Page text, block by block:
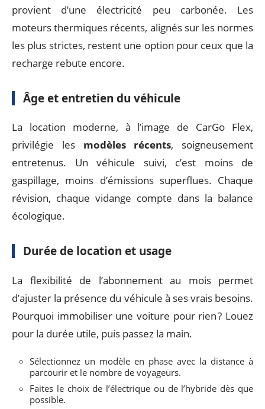
provient d’une électricité peu carbonée. Les
moteurs thermiques récents, alignés sur les normes
les plus strictes, restent une option pour ceux que la
recharge rebute encore.
Âge et entretien du véhicule
La location moderne, à l’image de CarGo Flex,
privilégie les modèles récents, soigneusement
entretenus. Un véhicule suivi, c’est moins de
gaspillage, moins d’émissions superflues. Chaque
révision, chaque vidange compte dans la balance
écologique.
Durée de location et usage
La flexibilité de l’abonnement au mois permet
d’ajuster la présence du véhicule à ses vrais besoins.
Pourquoi immobiliser une voiture pour rien ? Louez
pour la durée utile, puis passez la main.
Sélectionnez un modèle en phase avec la distance à
parcourir et le nombre de voyageurs.
Faites le choix de l’électrique ou de l’hybride dès que
possible.